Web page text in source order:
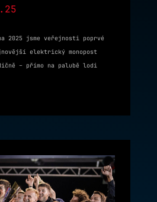
2025 jsme veřejnosti poprvé
elektrický monopost
– přímo na palubě lodi